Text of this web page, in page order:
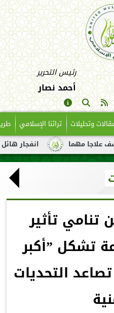
رئيس التحرير
أحمد نصار
وتحليلات تراثنا الإسلامي
انفجار هائل لناقلة
تنامي تأثير
تشكل ”أكبر
التحديات